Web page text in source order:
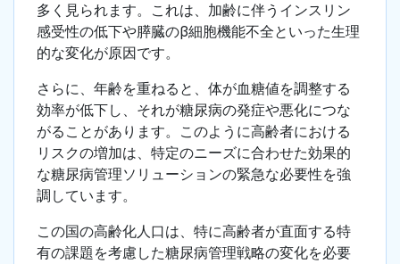
多く見られます。これは、加齢に伴うインスリン
感受性の低下や膵臓のβ細胞機能不全といった生理
的な変化が原因です。
さらに、年齢を重ねると、体が血糖値を調整する
効率が低下し、それが糖尿病の発症や悪化につな
がることがあります。このように高齢者における
リスクの増加は、特定のニーズに合わせた効果的
な糖尿病管理ソリューションの緊急な必要性を強
調しています。
この国の高齢化人口は、特に高齢者が直面する特
有の課題を考慮した糖尿病管理戦略の変化を必要